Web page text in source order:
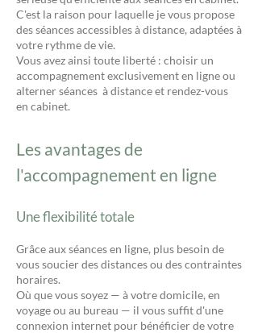
C'est la raison pour laquelle je vous propose
des séances accessibles à distance, adaptées à
votre rythme de vie.
Vous avez ainsi toute liberté : choisir un
accompagnement exclusivement en ligne ou
alterner séances à distance et rendez-vous
en cabinet.
Les avantages de
l'accompagnement en ligne
Une flexibilité totale
Grâce aux séances en ligne, plus besoin de
vous soucier des distances ou des contraintes
horaires.
Où que vous soyez — à votre domicile, en
voyage ou au bureau — il vous suffit d'une
connexion internet pour bénéficier de votre